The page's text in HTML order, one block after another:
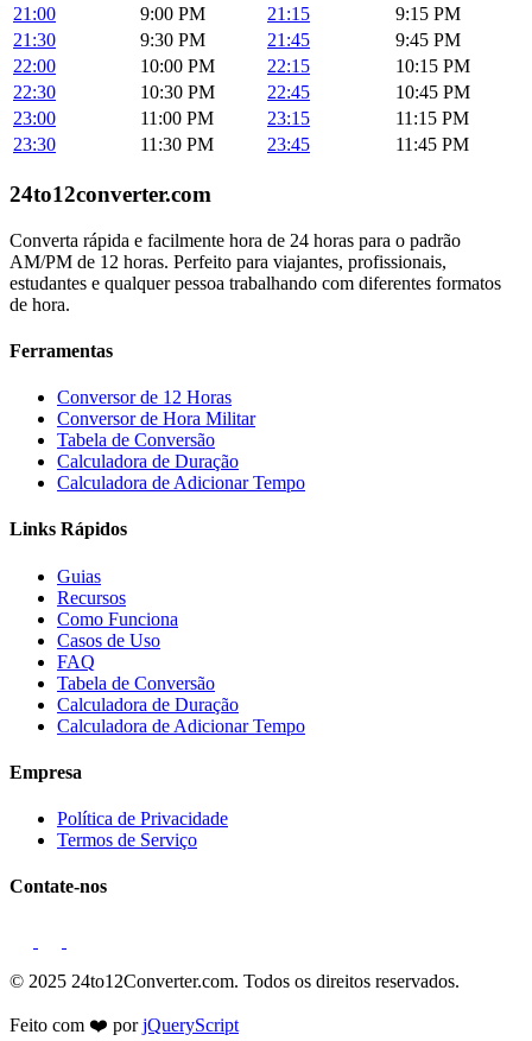
21:00
9:00 PM 21:15
9:15 PM
21:30
9:30 PM 21:45
9:45 PM
22:00
10:00 PM 22:15
10:15 PM
22:30
10:30 PM 22:45
10:45 PM
23:00
11:00 PM 23:15
11:15 PM
23:30
11:30 PM 23:45 11:45 PM
24to12converter.com
Converta rápida e facilmente hora de 24 horas para o padrão
AM/PM de 12 horas. Perfeito para viajantes, profissionais,
estudantes e qualquer pessoa trabalhando com diferentes formatos
de hora.
Ferramentas
Conversor de 12 Horas
Conversor de Hora Militar
Tabela de Conversão
Calculadora de Duração
Calculadora de Adicionar Tempo
Links Rápidos
Guias
Recursos
Como Funciona
Casos de Uso
FAQ
Tabela de Conversão
Calculadora de Duração
Calculadora de Adicionar Tempo
Empresa
Política de Privacidade
Termos de Serviço
Contate-nos
© 2025 24to12Converter.com. Todos os direitos reservados.
Feito com ❤️ porjQueryScript